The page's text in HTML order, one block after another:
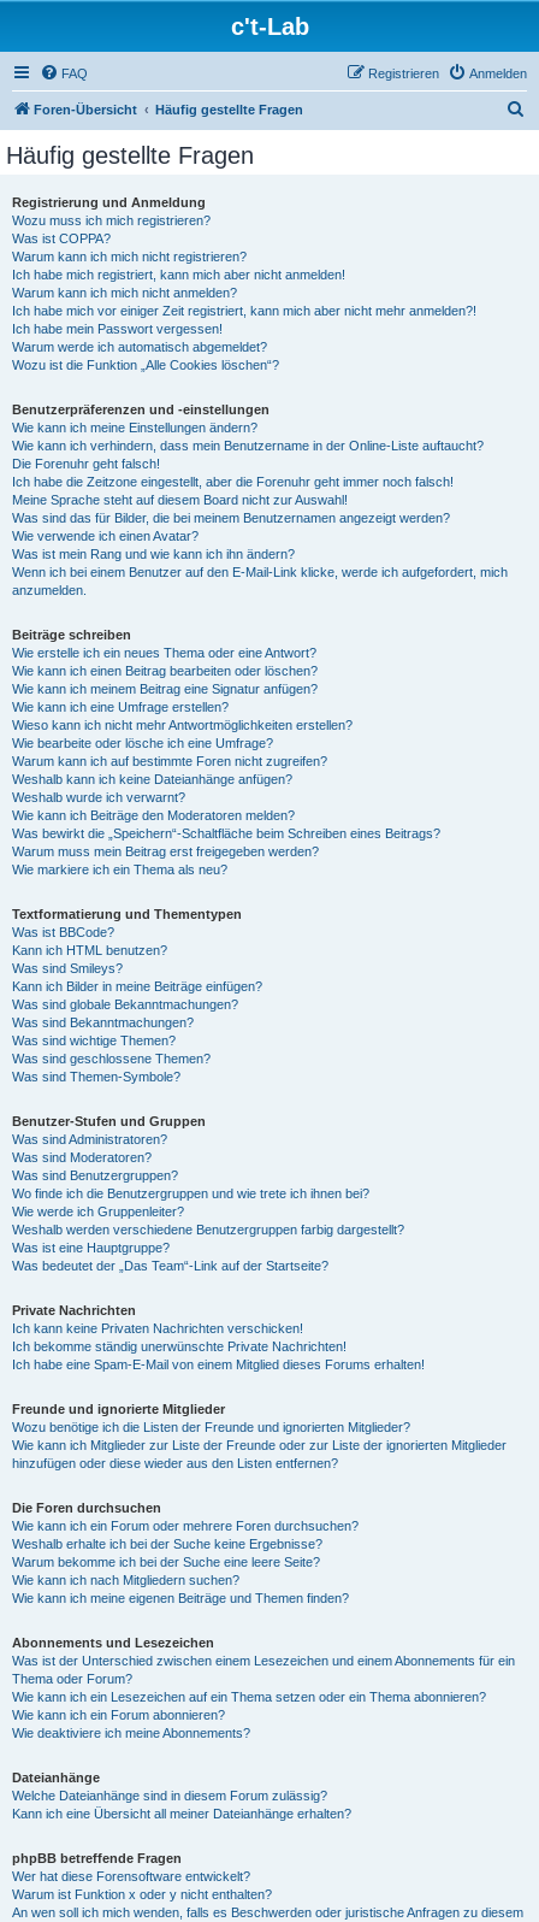
c't-Lab
FAQ Anmelden
Registrieren
Foren-Übersicht Häufig gestellte Fragen
Häufig gestellte Fragen
Registrierung und Anmeldung
Wozu muss ich mich registrieren?
Was ist COPPA?
Warum kann ich mich nicht registrieren?
Ich habe mich registriert, kann mich aber nicht anmelden!
Warum kann ich mich nicht anmelden?
Ich habe mich vor einiger Zeit registriert, kann mich aber nicht mehr anmelden?!
Ich habe mein Passwort vergessen!
Warum werde ich automatisch abgemeldet?
Wozu ist die Funktion „Alle Cookies löschen“?
Benutzerpräferenzen und -einstellungen
Wie kann ich meine Einstellungen ändern?
Wie kann ich verhindern, dass mein Benutzername in der Online-Liste auftaucht?
Die Forenuhr geht falsch!
Ich habe die Zeitzone eingestellt, aber die Forenuhr geht immer noch falsch!
Meine Sprache steht auf diesem Board nicht zur Auswahl!
Was sind das für Bilder, die bei meinem Benutzernamen angezeigt werden?
Wie verwende ich einen Avatar?
Was ist mein Rang und wie kann ich ihn ändern?
Wenn ich bei einem Benutzer auf den E-Mail-Link klicke, werde ich aufgefordert, mich
anzumelden.
Beiträge schreiben
Wie erstelle ich ein neues Thema oder eine Antwort?
Wie kann ich einen Beitrag bearbeiten oder löschen?
Wie kann ich meinem Beitrag eine Signatur anfügen?
Wie kann ich eine Umfrage erstellen?
Wieso kann ich nicht mehr Antwortmöglichkeiten erstellen?
Wie bearbeite oder lösche ich eine Umfrage?
Warum kann ich auf bestimmte Foren nicht zugreifen?
Weshalb kann ich keine Dateianhänge anfügen?
Weshalb wurde ich verwarnt?
Wie kann ich Beiträge den Moderatoren melden?
Was bewirkt die „Speichern“-Schaltfläche beim Schreiben eines Beitrags?
Warum muss mein Beitrag erst freigegeben werden?
Wie markiere ich ein Thema als neu?
Textformatierung und Thementypen
Was ist BBCode?
Kann ich HTML benutzen?
Was sind Smileys?
Kann ich Bilder in meine Beiträge einfügen?
Was sind globale Bekanntmachungen?
Was sind Bekanntmachungen?
Was sind wichtige Themen?
Was sind geschlossene Themen?
Was sind Themen-Symbole?
Benutzer-Stufen und Gruppen
Was sind Administratoren?
Was sind Moderatoren?
Was sind Benutzergruppen?
Wo finde ich die Benutzergruppen und wie trete ich ihnen bei?
Wie werde ich Gruppenleiter?
Weshalb werden verschiedene Benutzergruppen farbig dargestellt?
Was ist eine Hauptgruppe?
Was bedeutet der „Das Team“-Link auf der Startseite?
Private Nachrichten
Ich kann keine Privaten Nachrichten verschicken!
Ich bekomme ständig unerwünschte Private Nachrichten!
Ich habe eine Spam-E-Mail von einem Mitglied dieses Forums erhalten!
Freunde und ignorierte Mitglieder
Wozu benötige ich die Listen der Freunde und ignorierten Mitglieder?
Wie kann ich Mitglieder zur Liste der Freunde oder zur Liste der ignorierten Mitglieder
hinzufügen oder diese wieder aus den Listen entfernen?
Die Foren durchsuchen
Wie kann ich ein Forum oder mehrere Foren durchsuchen?
Weshalb erhalte ich bei der Suche keine Ergebnisse?
Warum bekomme ich bei der Suche eine leere Seite?
Wie kann ich nach Mitgliedern suchen?
Wie kann ich meine eigenen Beiträge und Themen finden?
Abonnements und Lesezeichen
Was ist der Unterschied zwischen einem Lesezeichen und einem Abonnements für ein
Thema oder Forum?
Wie kann ich ein Lesezeichen auf ein Thema setzen oder ein Thema abonnieren?
Wie kann ich ein Forum abonnieren?
Wie deaktiviere ich meine Abonnements?
Dateianhänge
Welche Dateianhänge sind in diesem Forum zulässig?
Kann ich eine Übersicht all meiner Dateianhänge erhalten?
phpBB betreffende Fragen
Wer hat diese Forensoftware entwickelt?
Warum ist Funktion x oder y nicht enthalten?
An wen soll ich mich wenden, falls es Beschwerden oder juristische Anfragen zu diesem